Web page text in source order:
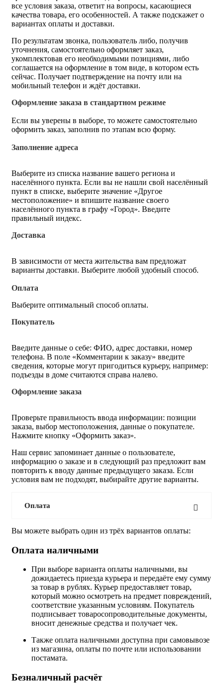
все условия заказа, ответит на вопросы, касающиеся
качества товара, его особенностей. А также подскажет о
вариантах оплаты и доставки.
По результатам звонка, пользователь либо, получив
уточнения, самостоятельно оформляет заказ,
укомплектовав его необходимыми позициями, либо
соглашается на оформление в том виде, в котором есть
сейчас. Получает подтверждение на почту или на
мобильный телефон и ждёт доставки.
Оформление заказа в стандартном режиме
Если вы уверены в выборе, то можете самостоятельно
оформить заказ, заполнив по этапам всю форму.
Заполнение адреса
Выберите из списка название вашего региона и
населённого пункта. Если вы не нашли свой населённый
пункт в списке, выберите значение «Другое
местоположение» и впишите название своего
населённого пункта в графу «Город». Введите
правильный индекс.
Доставка
В зависимости от места жительства вам предложат
варианты доставки. Выберите любой удобный способ.
Оплата
Выберите оптимальный способ оплаты.
Покупатель
Введите данные о себе: ФИО, адрес доставки, номер
телефона. В поле «Комментарии к заказу» введите
сведения, которые могут пригодиться курьеру, например:
подъезды в доме считаются справа налево.
Оформление заказа
Проверьте правильность ввода информации: позиции
заказа, выбор местоположения, данные о покупателе.
Нажмите кнопку «Оформить заказ».
Наш сервис запоминает данные о пользователе,
информацию о заказе и в следующий раз предложит вам
повторить к вводу данные предыдущего заказа. Если
условия вам не подходят, выбирайте другие варианты.
Оплата
Вы можете выбрать один из трёх вариантов оплаты:
Оплата наличными
При выборе варианта оплаты наличными, вы
дожидаетесь приезда курьера и передаёте ему сумму
за товар в рублях. Курьер предоставляет товар,
который можно осмотреть на предмет повреждений,
соответствие указанным условиям. Покупатель
подписывает товаросопроводительные документы,
вносит денежные средства и получает чек.
Также оплата наличными доступна при самовывозе
из магазина, оплаты по почте или использовании
постамата.
Безналичный расчёт